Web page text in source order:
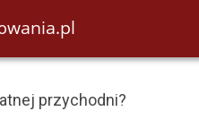
przychodni?